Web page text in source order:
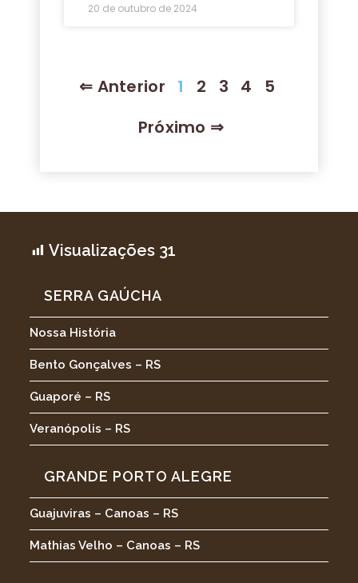
20 de outubro de 2024
⇐ Anterior 1 2 3 4
5
Próximo ⇒
Visualizações 31
SERRA GAÚCHA
Nossa História
Bento Gonçalves – RS
Guaporé – RS
Veranópolis – RS
GRANDE PORTO ALEGRE
Guajuviras – Canoas – RS
Mathias Velho – Canoas – RS